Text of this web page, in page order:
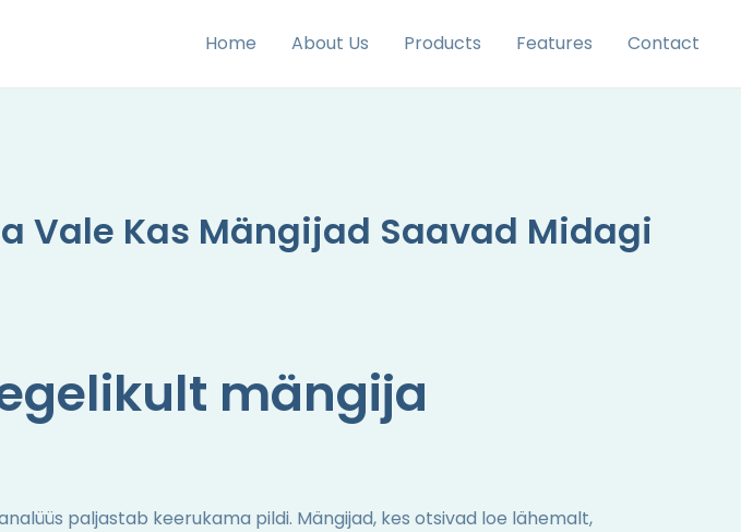
Home About Us Products Features Contact
Vale Kas Mängijad Saavad Midagi
mängija
paljastab keerukama pildi. Mängijad, kes otsivad loe lähemalt,